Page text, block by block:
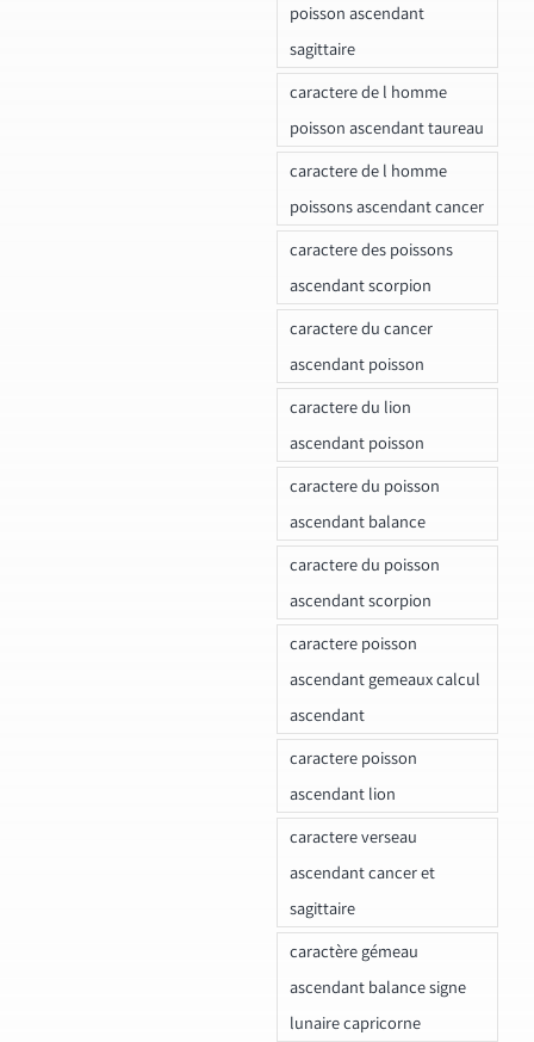
poisson ascendant
sagittaire
caractere de l homme
poisson ascendant taureau
caractere de l homme
poissons ascendant cancer
caractere des poissons
ascendant scorpion
caractere du cancer
ascendant poisson
caractere du lion
ascendant poisson
caractere du poisson
ascendant balance
caractere du poisson
ascendant scorpion
caractere poisson
ascendant gemeaux calcul
ascendant
caractere poisson
ascendant lion
caractere verseau
ascendant cancer et
sagittaire
caractère gémeau
ascendant balance signe
lunaire capricorne